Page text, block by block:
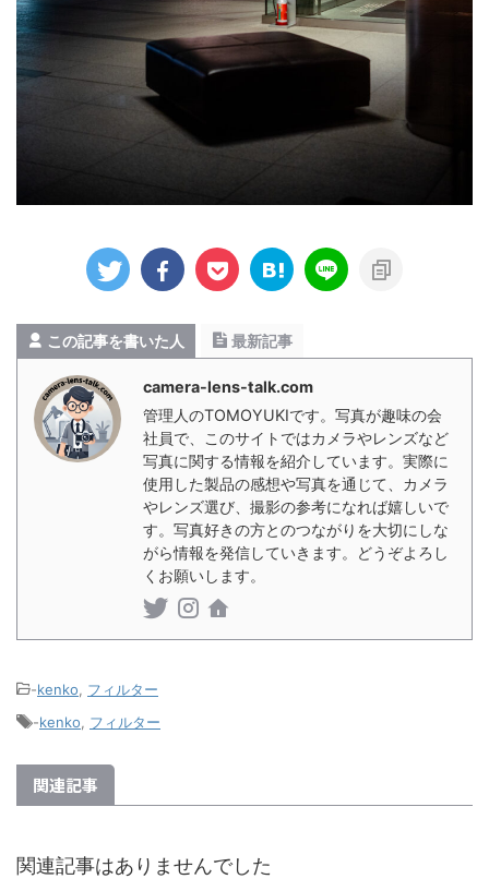
この記事を書いた人 最新記事
camera-lens-talk.com
管理人のTOMOYUKIです。写真が趣味の会
社員で、このサイトではカメラやレンズなど
写真に関する情報を紹介しています。実際に
使用した製品の感想や写真を通じて、カメラ
やレンズ選び、撮影の参考になれば嬉しいで
す。写真好きの方とのつながりを大切にしな
がら情報を発信していきます。どうぞよろし
くお願いします。
-kenko
フィルター
-kenko フィルター
関連記事
関連記事はありませんでした